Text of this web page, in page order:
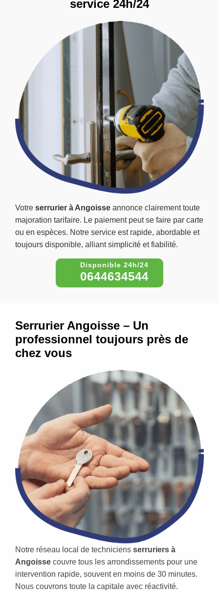
Votre serrurier à Angoisse annonce clairement toute
majoration tarifaire. Le paiement peut se faire par carte
ou en espèces. Notre service est rapide, abordable et
toujours disponible, alliant simplicité et fiabilité.
0644634544
service 24h/24
Serrurier Angoisse – Un
professionnel toujours près de
chez vous
Notre réseau local de techniciens serruriers à
Angoisse couvre tous les arrondissements pour une
intervention rapide, souvent en moins de 30 minutes.
Nous couvrons toute la capitale avec réactivité.